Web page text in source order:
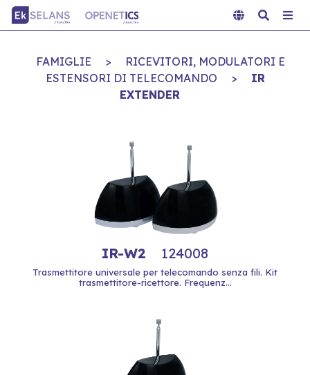
FAMIGLIE >
RICEVITORI, MODULATORI E
ESTENSORI DI TELECOMANDO
>
IR
EXTENDER
IR-W2 124008
Trasmettitore universale per telecomando senza fili. Kit
trasmettitore-ricettore. Frequenz...